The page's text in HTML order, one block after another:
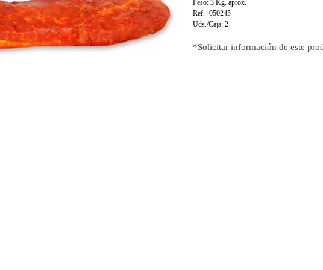
Peso: 3 Kg. aprox.
Ref.- 050245
Uds./Caja: 2
*Solicitar información de este